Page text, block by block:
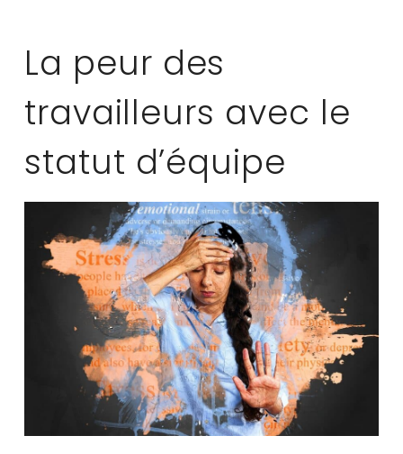
La peur des
travailleurs avec le
statut d’équipe